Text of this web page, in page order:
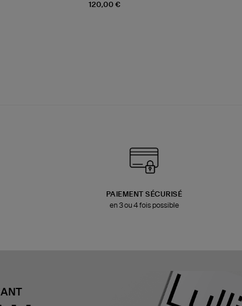
120,00 €
PAIEMENT SÉCURISÉ
en 3 ou 4 fois possible